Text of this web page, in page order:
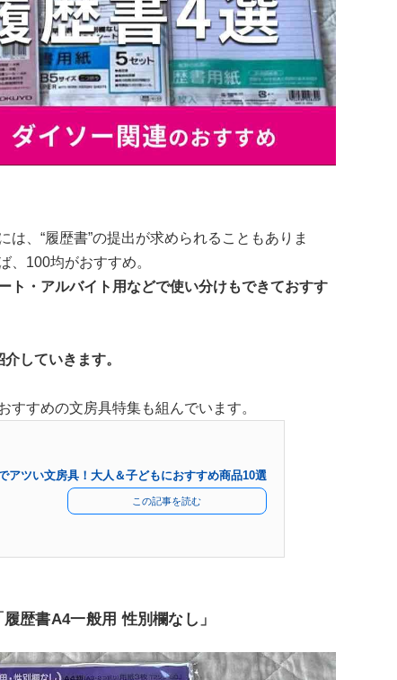
、“履歴書”の提出が求められることもありま
、100均がおすすめ。
ト・アルバイト用などで使い分けもできておすす
していきます。
すめの文房具特集も組んでいます。
アツい文房具！大人＆子どもにおすすめ商品10選
この記事を読む
歴書A4一般用 性別欄なし」